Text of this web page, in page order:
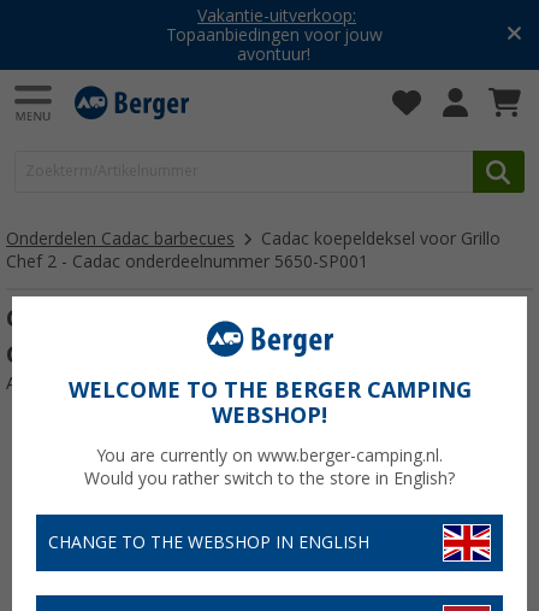
Vakantie-uitverkoop:
Topaanbiedingen voor jouw
avontuur!
Onderdelen Cadac barbecues
Cadac koepeldeksel voor Grillo
Chef 2 - Cadac onderdeelnummer 5650-SP001
Cadac koepeldeksel voor Grillo Chef 2 -
Cadac onderdeelnummer 5650-SP001
Artikelnr: 385407WELCOME TO THE BERGER CAMPING
WEBSHOP!
You are currently on www.berger-camping.nl.
Would you rather switch to the store in English?
CHANGE TO THE WEBSHOP IN ENGLISH